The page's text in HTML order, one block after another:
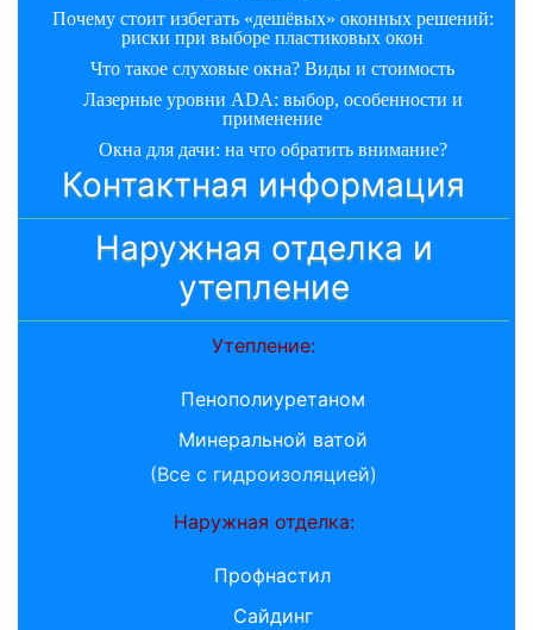
Почему стоит избегать «дешёвых» оконных решений:
риски при выборе пластиковых окон
Что такое слуховые окна? Виды и стоимость
Лазерные уровни ADA: выбор, особенности и
применение
Окна для дачи: на что обратить внимание?
Контактная информация
Наружная отделка и
утепление
Утепление:
Пенополиуретаном
Минеральной ватой
(Все с гидроизоляцией)
Наружная отделка:
Профнастил
Сайдинг